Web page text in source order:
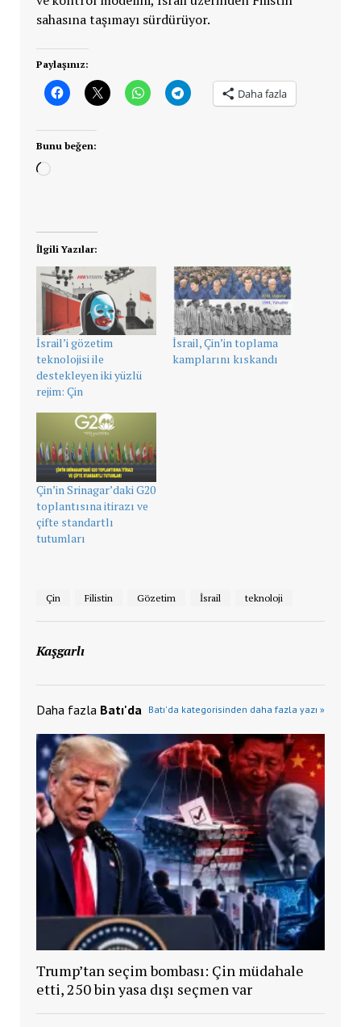
sahasına taşımayı sürdürüyor.
Paylaşınız:
Daha fazla
Bunu beğen:
Yükleniyor...
İlgili Yazılar:
İsrail’i gözetim
teknolojisi ile
destekleyen iki yüzlü
rejim: Çin
İsrail, Çin’in toplama
kamplarını kıskandı
Çin’in Srinagar’daki G20
toplantısına itirazı ve
çifte standartlı
tutumları
Çin Filistin Gözetim İsrail teknoloji
Kaşgarlı
Daha fazla Batı'da Batı'da kategorisinden daha fazla yazı »
Trump’tan seçim bombası: Çin müdahale
etti, 250 bin yasa dışı seçmen var